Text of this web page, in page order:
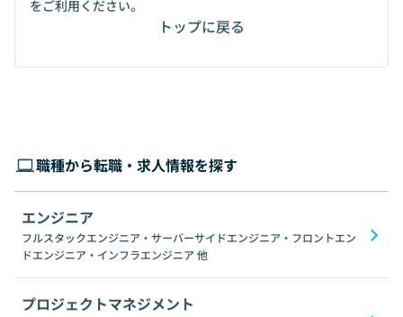
をご利用ください。
トップに戻る
職種から転職・求人情報を探す
エンジニア
フルスタックエンジニア・サーバーサイドエンジニア・フロントエン
ドエンジニア・インフラエンジニア 他
プロジェクトマネジメント